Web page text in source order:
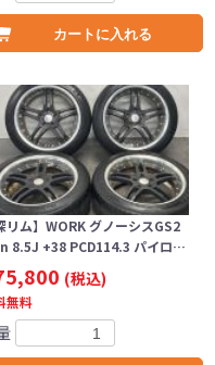
カートに入れる
リム】WORK グノーシスGS2
8.5J +38 PCD114.3 パイロ…
(税込)
無料